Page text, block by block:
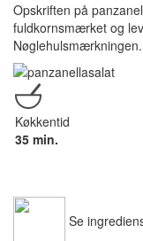
Opskriften på
fuldkornsmærket og
Nøglehulsmærkningen.
Køkkentid
35 min.
Se